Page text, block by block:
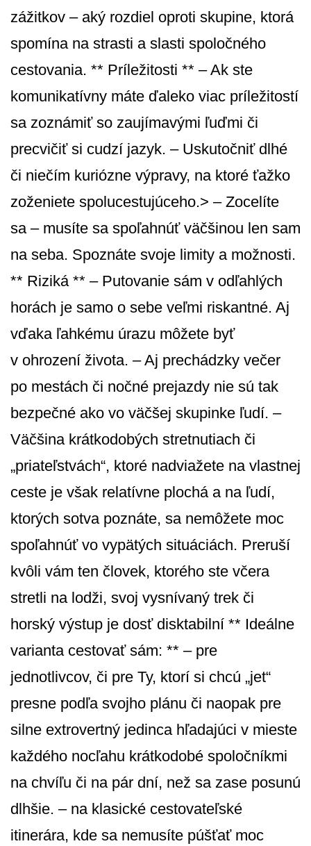
zážitkov – aký rozdiel oproti skupine, ktorá
spomína na strasti a slasti spoločného
cestovania. ** Príležitosti ** – Ak ste
komunikatívny máte ďaleko viac príležitostí
sa zoznámiť so zaujímavými ľuďmi či
precvičiť si cudzí jazyk. – Uskutočniť dlhé
či niečím kuriózne výpravy, na ktoré ťažko
zoženiete spolucestujúceho.> – Zocelíte
sa – musíte sa spoľahnúť väčšinou len sam
na seba. Spoznáte svoje limity a možnosti.
** Riziká ** – Putovanie sám v odľahlých
horách je samo o sebe veľmi riskantné. Aj
vďaka ľahkému úrazu môžete byť
v ohrození života. – Aj prechádzky večer
po mestách či nočné prejazdy nie sú tak
bezpečné ako vo väčšej skupinke ľudí. –
Väčšina krátkodobých stretnutiach či
„priateľstvách“, ktoré nadviažete na vlastnej
ceste je však relatívne plochá a na ľudí,
ktorých sotva poznáte, sa nemôžete moc
spoľahnúť vo vypätých situáciách. Preruší
kvôli vám ten človek, ktorého ste včera
stretli na lodži, svoj vysnívaný trek či
horský výstup je dosť disktabilní ** Ideálne
varianta cestovať sám: ** – pre
jednotlivcov, či pre Ty, ktorí si chcú „jet“
presne podľa svojho plánu či naopak pre
silne extrovertný jedinca hľadajúci v mieste
každého nocľahu krátkodobé spoločníkmi
na chvíľu či na pár dní, než sa zase posunú
dlhšie. – na klasické cestovateľské
itinerára, kde sa nemusíte púšťať moc